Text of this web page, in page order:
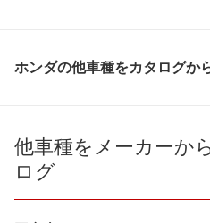
CR-V ハイブリッド
MDX
ホンダの他車種をカタログか
CR-V e:FCEV
CR-V ハイブリッド
他車種をメーカーか
ログ